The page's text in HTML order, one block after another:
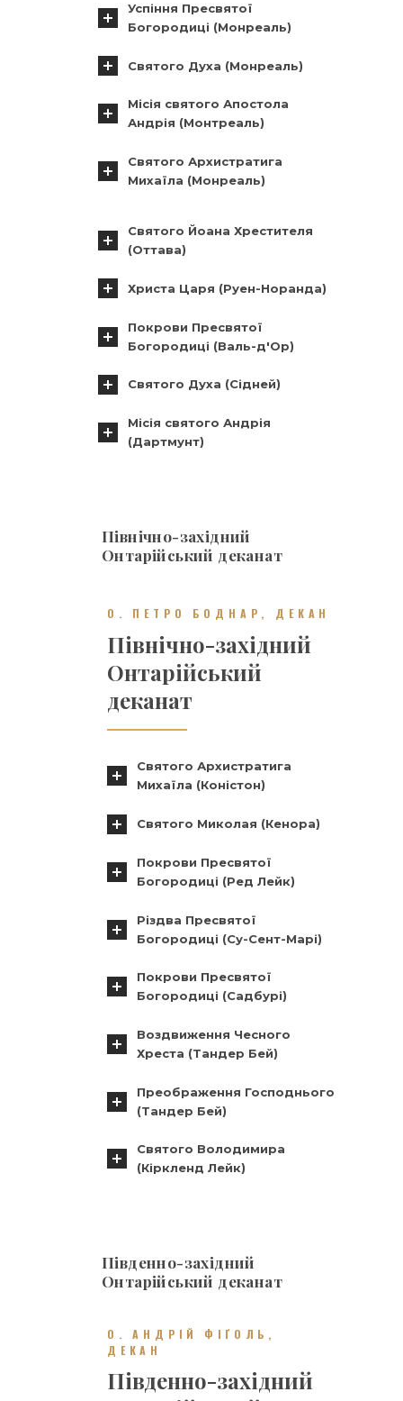
Успіння Пресвятої
Богородиці (Монреаль)
Святого Духа (Монреаль)
Місія святого Апостола
Андрія (Монтреаль)
Святого Архистратига
Михаїла (Монреаль)
Святого Йоана Хрестителя
(Оттава)
Христа Царя (Руен-Норанда)
Покрови Пресвятої
Богородиці (Валь-д'Ор)
Святого Духа (Сідней)
Місія святого Андрія
(Дартмунт)
Північно-західний
Онтарійський деканат
О. ПЕТРО БОДНАР, ДЕКАН
Північно-західний
Онтарійський
деканат
Святого Архистратига
Михаїла (Коністон)
Святого Миколая (Кенора)
Покрови Пресвятої
Богородиці (Ред Лейк)
Різдва Пресвятої
Богородиці (Су-Сент-Марі)
Покрови Пресвятої
Богородиці (Садбурі)
Воздвиження Чесного
Хреста (Тандер Бей)
Преображення Господнього
(Тандер Бей)
Святого Володимира
(Кіркленд Лейк)
Південно-західний
Онтарійський деканат
О. АНДРІЙ ФІҐОЛЬ,
ДЕКАН
Південно-західний